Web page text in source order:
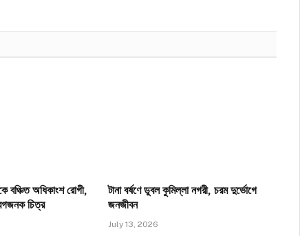
বঞ্চিত অধিকাংশ রোগী,
চিত্র
টানা বর্ষণে ডুবল কুমিল্লা নগরী, চরম দুর্ভোগে
জনজীবন
July 13, 2026